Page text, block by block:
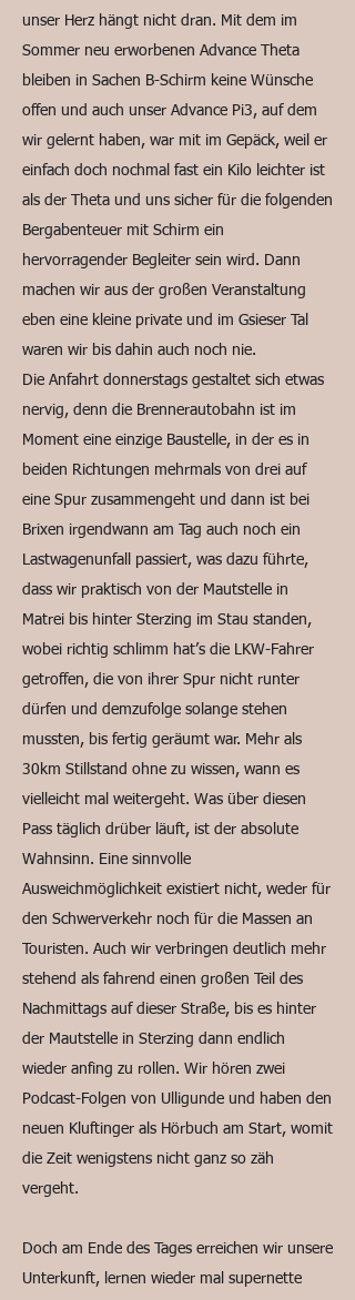
unser Herz hängt nicht dran. Mit dem im
Sommer neu erworbenen Advance Theta
bleiben in Sachen B-Schirm keine Wünsche
offen und auch unser Advance Pi3, auf dem
wir gelernt haben, war mit im Gepäck, weil er
einfach doch nochmal fast ein Kilo leichter ist
als der Theta und uns sicher für die folgenden
Bergabenteuer mit Schirm ein
hervorragender Begleiter sein wird. Dann
machen wir aus der großen Veranstaltung
eben eine kleine private und im Gsieser Tal
waren wir bis dahin auch noch nie.
Die Anfahrt donnerstags gestaltet sich etwas
nervig, denn die Brennerautobahn ist im
Moment eine einzige Baustelle, in der es in
beiden Richtungen mehrmals von drei auf
eine Spur zusammengeht und dann ist bei
Brixen irgendwann am Tag auch noch ein
Lastwagenunfall passiert, was dazu führte,
dass wir praktisch von der Mautstelle in
Matrei bis hinter Sterzing im Stau standen,
wobei richtig schlimm hat’s die LKW-Fahrer
getroffen, die von ihrer Spur nicht runter
dürfen und demzufolge solange stehen
mussten, bis fertig geräumt war. Mehr als
30km Stillstand ohne zu wissen, wann es
vielleicht mal weitergeht. Was über diesen
Pass täglich drüber läuft, ist der absolute
Wahnsinn. Eine sinnvolle
Ausweichmöglichkeit existiert nicht, weder für
den Schwerverkehr noch für die Massen an
Touristen. Auch wir verbringen deutlich mehr
stehend als fahrend einen großen Teil des
Nachmittags auf dieser Straße, bis es hinter
der Mautstelle in Sterzing dann endlich
wieder anfing zu rollen. Wir hören zwei
Podcast-Folgen von Ulligunde und haben den
neuen Kluftinger als Hörbuch am Start, womit
die Zeit wenigstens nicht ganz so zäh
vergeht.
Doch am Ende des Tages erreichen wir unsere
Unterkunft, lernen wieder mal supernette